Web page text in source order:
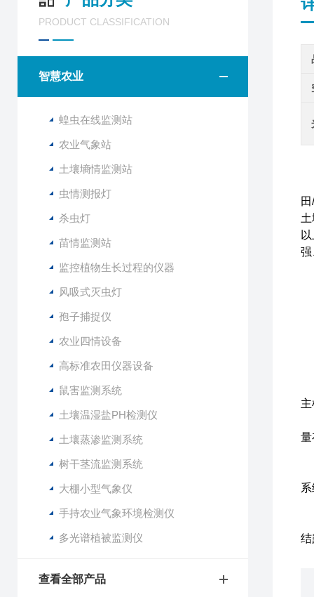
PRODUCT CLASSIFICATION
智慧农业
蝗虫在线监测站
农业气象站
土壤墒情监测站
虫情测报灯
杀虫灯
苗情监测站
监控植物生长过程的仪器
风吸式灭虫灯
孢子捕捉仪
农业四情设备
高标准农田仪器设备
鼠害监测系统
土壤温湿盐PH检测仪
土壤蒸渗监测系统
树干茎流监测系统
大棚小型气象仪
手持农业气象环境检测仪
多光谱植被监测仪
查看全部产品
强
量
结